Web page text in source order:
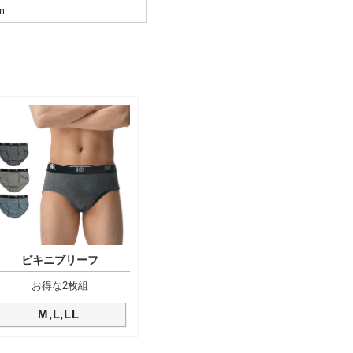
ビキニブリーフ
お得な2枚組
M,L,LL